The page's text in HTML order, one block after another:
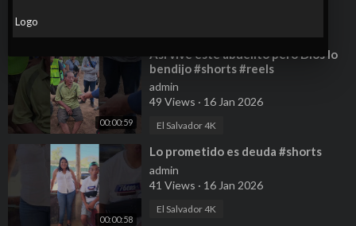
00:00:59
⁣Así vive este abuelito pero Dios lo
bendijo #shorts #reels
#ayudasocial
admin
49 Views · 16 Jan 2026
El Salvador 4K
00:00:58
⁣Lo prometido es deuda #shorts
admin
41 Views · 16 Jan 2026
El Salvador 4K
Logo